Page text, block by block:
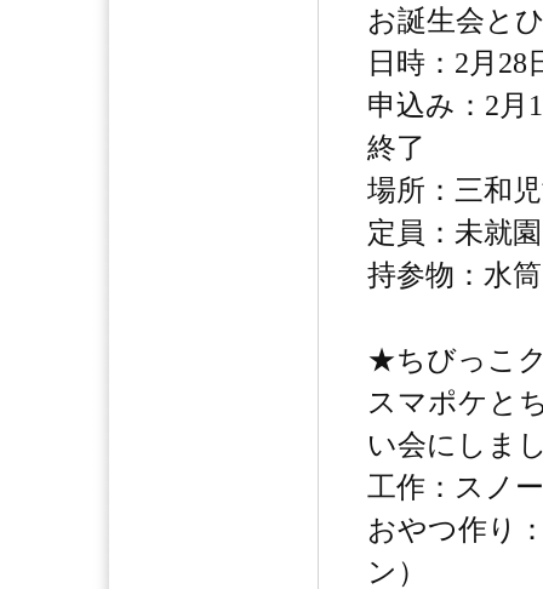
お誕生会と
日時：2月28
申込み：2
終了
場所：三和
定員：未就
持参物：水筒
★ちびっこ
スマポケと
い会にしま
工作：スノ
おやつ作り
ン）